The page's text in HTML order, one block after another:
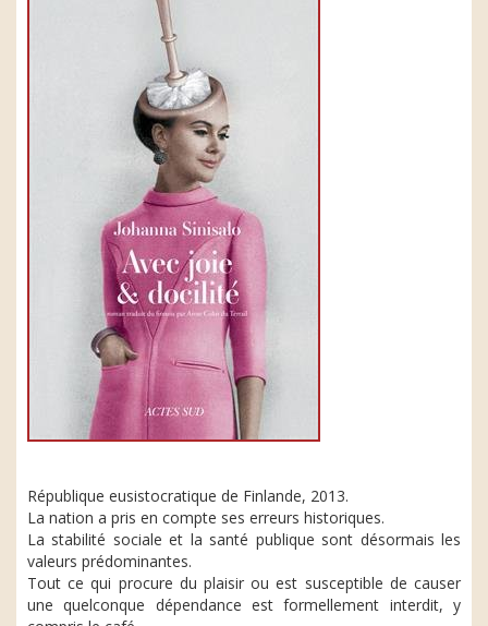
République eusistocratique de Finlande, 2013.
La nation a pris en compte ses erreurs historiques.
La stabilité sociale et la santé publique sont désormais les
valeurs prédominantes.
Tout ce qui procure du plaisir ou est susceptible de causer
une quelconque dépendance est formellement interdit, y